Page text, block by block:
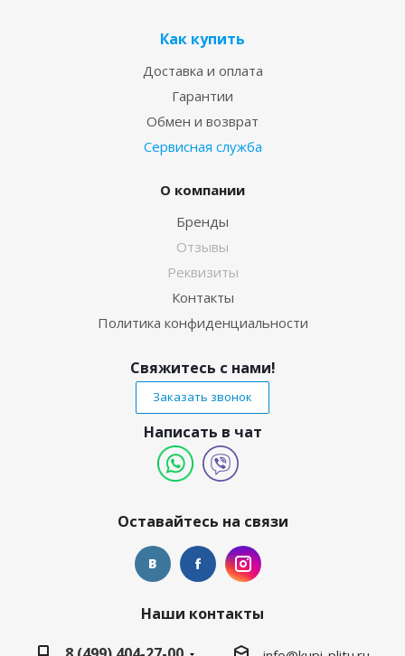
Как купить
Доставка и оплата
Гарантии
Обмен и возврат
Сервисная служба
О компании
Бренды
Отзывы
Реквизиты
Контакты
Политика конфиденциальности
Свяжитесь с нами!
Заказать звонок
Написать в чат
Оставайтесь на связи
Наши контакты